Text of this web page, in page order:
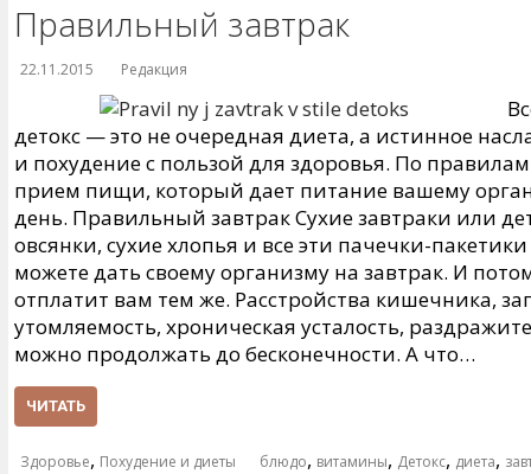
Правильный завтрак
22.11.2015 Редакция
детокс — это не очередная диета, а истинное
и похудение с пользой для здоровья. По
прием пищи, который дает питание вашему
день. Правильный завтрак Сухие завтраки или
овсянки, сухие хлопья и все эти пачечки-
можете дать своему организму на завтрак. И
отплатит вам тем же. Расстройства кишечника,
утомляемость, хроническая усталость,
можно продолжать до бесконечности. А что…
ЧИТАТЬ
Здоровье, Похудение и диеты блюдо, витамины, Детокс, диета,